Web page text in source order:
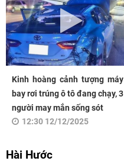
Kinh hoàng cảnh tượng máy
bay rơi trúng ô tô đang chạy, 3
người may mắn sống sót
12:30 12/12/2025
Hài Hước